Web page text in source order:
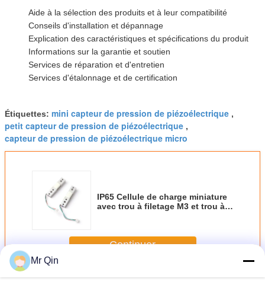
Aide à la sélection des produits et à leur compatibilité
Conseils d'installation et dépannage
Explication des caractéristiques et spécifications du produit
Informations sur la garantie et soutien
Services de réparation et d'entretien
Services d'étalonnage et de certification
Étiquettes: mini capteur de pression de piézoélectrique ,
petit capteur de pression de piézoélectrique ,
capteur de pression de piézoélectrique micro
IP65 Cellule de charge miniature
avec trou à filetage M3 et trou à
Continuer
PlusCapteur de pression de piézoélectrique miniature
Mr Qin